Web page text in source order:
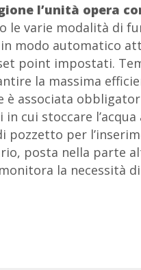
l’unità opera
le varie modalità di
modo automatico
point impostati.
la massima
è associata
cui stoccare
pozzetto per
posta nella parte
la necessità